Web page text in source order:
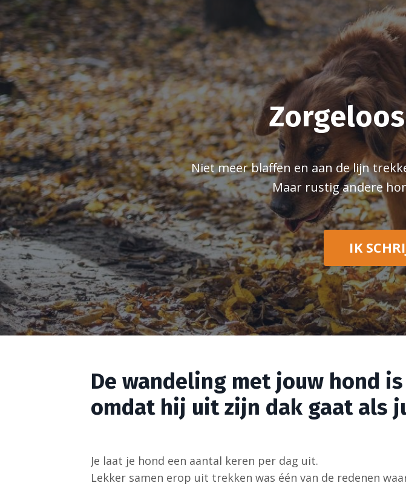
Niet meer blaffen en aan de lijn
Maar rustig andere
IK
De wandeling met jouw hond
omdat hij uit zijn dak gaat als
Je laat je hond een aantal keren per dag uit.
Lekker samen erop uit trekken was één van de redenen